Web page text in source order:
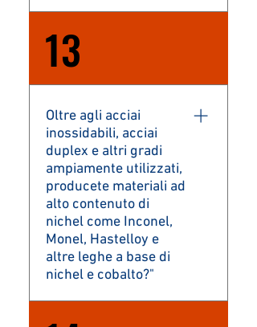
13
Oltre agli acciai
inossidabili, acciai
duplex e altri gradi
ampiamente utilizzati,
producete materiali ad
alto contenuto di
nichel come Inconel,
Monel, Hastelloy e
altre leghe a base di
nichel e cobalto?"